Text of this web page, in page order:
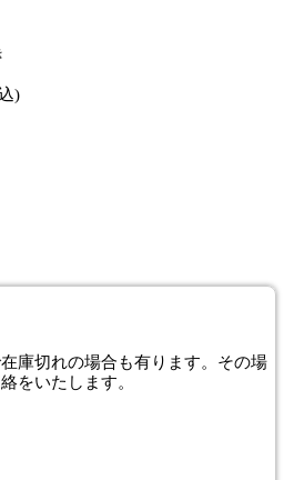
)
庫切れの場合も有ります。その場
をいたします。